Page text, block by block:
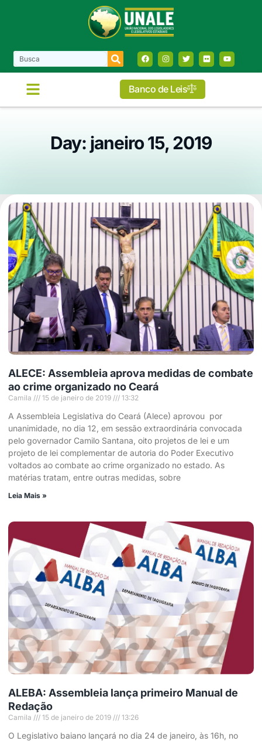
Banco de Leis
Day: janeiro 15, 2019
ALECE: Assembleia aprova medidas de combate
ao crime organizado no Ceará
Camila 15 de janeiro de 2019 13:32
A Assembleia Legislativa do Ceará (Alece) aprovou por
unanimidade, no dia 12, em sessão extraordinária convocada
pelo governador Camilo Santana, oito projetos de lei e um
projeto de lei complementar de autoria do Poder Executivo
voltados ao combate ao crime organizado no estado. As
matérias tratam, entre outras medidas, sobre
Leia Mais »
ALEBA: Assembleia lança primeiro Manual de
Redação
Camila 15 de janeiro de 2019 13:26
O Legislativo baiano lançará no dia 24 de janeiro, às 16h, no